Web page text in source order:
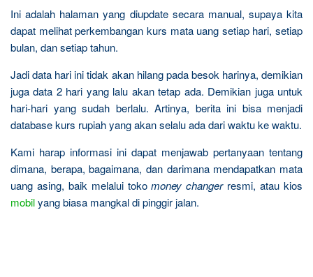
Ini adalah halaman yang diupdate secara manual, supaya kita
dapat melihat perkembangan kurs mata uang setiap hari, setiap
bulan, dan setiap tahun.
Jadi data hari ini tidak akan hilang pada besok harinya, demikian
juga data 2 hari yang lalu akan tetap ada. Demikian juga untuk
hari-hari yang sudah berlalu. Artinya, berita ini bisa menjadi
database kurs rupiah yang akan selalu ada dari waktu ke waktu.
Kami harap informasi ini dapat menjawab pertanyaan tentang
dimana, berapa, bagaimana, dan darimana mendapatkan mata
uang asing, baik melalui tokomoney changerresmi, atau kios
mobilyang biasa mangkal di pinggir jalan.